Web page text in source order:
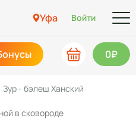
Уфа Войти
0₽
Зур - бэлеш Ханский
в сковороде